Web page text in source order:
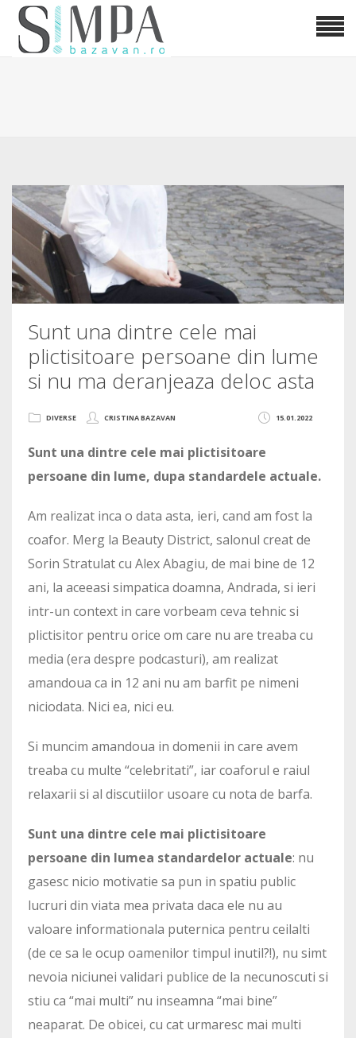
Sunt una dintre cele mai
plictisitoare persoane din lume
si nu ma deranjeaza deloc asta
15.01.2022
DIVERSE CRISTINA BAZAVAN
Sunt una dintre cele mai plictisitoare
persoane din lume, dupa standardele actuale.
Am realizat inca o data asta, ieri, cand am fost la
coafor. Merg la Beauty District, salonul creat de
Sorin Stratulat cu Alex Abagiu, de mai bine de 12
ani, la aceeasi simpatica doamna, Andrada, si ieri
intr-un context in care vorbeam ceva tehnic si
plictisitor pentru orice om care nu are treaba cu
media (era despre podcasturi), am realizat
amandoua ca in 12 ani nu am barfit pe nimeni
niciodata. Nici ea, nici eu.
Si muncim amandoua in domenii in care avem
treaba cu multe “celebritati”, iar coaforul e raiul
relaxarii si al discutiilor usoare cu nota de barfa.
Sunt una dintre cele mai plictisitoare
persoane din lumea standardelor actuale: nu
gasesc nicio motivatie sa pun in spatiu public
lucruri din viata mea privata daca ele nu au
valoare informationala puternica pentru ceilalti
(de ce sa le ocup oamenilor timpul inutil?!), nu simt
nevoia niciunei validari publice de la necunoscuti si
stiu ca “mai multi” nu inseamna “mai bine”
neaparat. De obicei, cu cat urmaresc mai multi